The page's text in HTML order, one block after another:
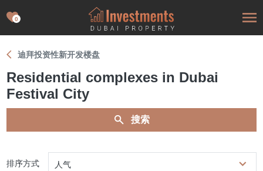
0
迪拜投资性新开发楼盘
Residential complexes in Dubai
Festival City
搜索
排序方式 人气